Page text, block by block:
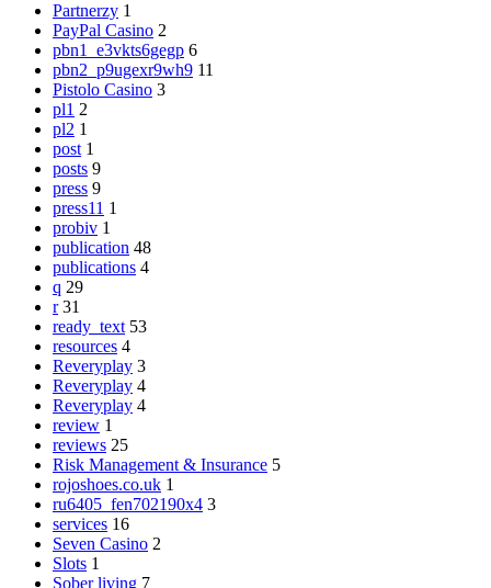
Partnerzy 1
PayPal Casino 2
pbn1_e3vkts6gegp 6
pbn2_p9ugexr9wh9 11
Pistolo Casino 3
pl1 2
pl2 1
post 1
posts 9
press 9
press11 1
probiv 1
publication 48
publications 4
q 29
r 31
ready_text 53
resources 4
Reveryplay 3
Reveryplay 4
Reveryplay 4
review 1
reviews 25
Risk Management & Insurance 5
rojoshoes.co.uk 1
ru6405_fen702190x4 3
services 16
Seven Casino 2
Slots 1
Sober living 7